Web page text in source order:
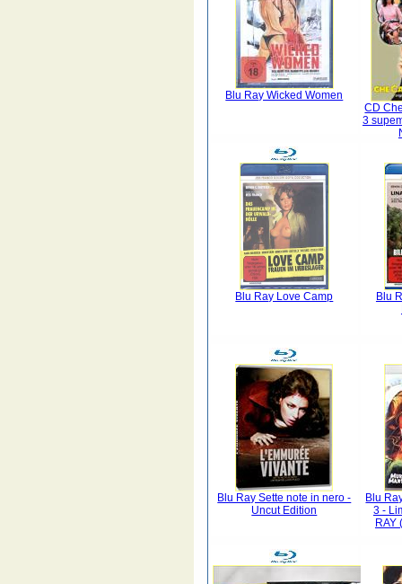
Blu Ray Wicked Women
CD
3
Blu Ray Love Camp
Blu
Blu Ray Sette note in nero -
Uncut Edition
Blu
3 -
RAY